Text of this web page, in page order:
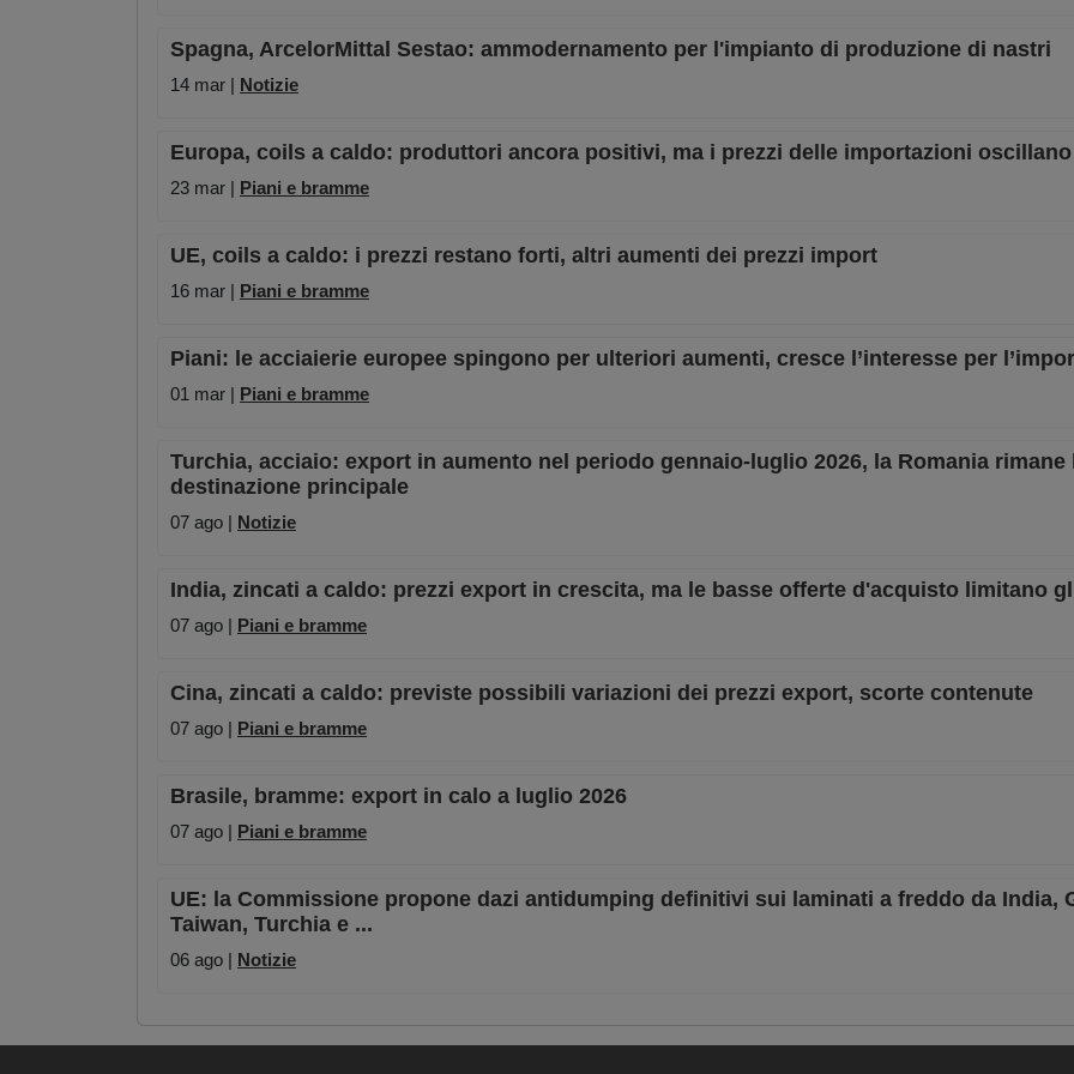
Spagna, ArcelorMittal Sestao: ammodernamento per l'impianto di produzione di nastri
14 mar | Notizie
Europa, coils a caldo: produttori ancora positivi, ma i prezzi delle importazioni oscillano
23 mar | Piani e bramme
UE, coils a caldo: i prezzi restano forti, altri aumenti dei prezzi import
16 mar | Piani e bramme
Piani: le acciaierie europee spingono per ulteriori aumenti, cresce l’interesse per
01 mar | Piani e bramme
Turchia, acciaio: export in aumento nel periodo gennaio-luglio 2026, la Romania rimane
destinazione principale
07 ago | Notizie
India, zincati a caldo: prezzi export in crescita, ma le basse offerte d'acquisto limitano
07 ago | Piani e bramme
Cina, zincati a caldo: previste possibili variazioni dei prezzi export, scorte contenute
07 ago | Piani e bramme
Brasile, bramme: export in calo a luglio 2026
07 ago | Piani e bramme
UE: la Commissione propone dazi antidumping definitivi sui laminati a freddo da India,
Taiwan, Turchia e ...
06 ago | Notizie